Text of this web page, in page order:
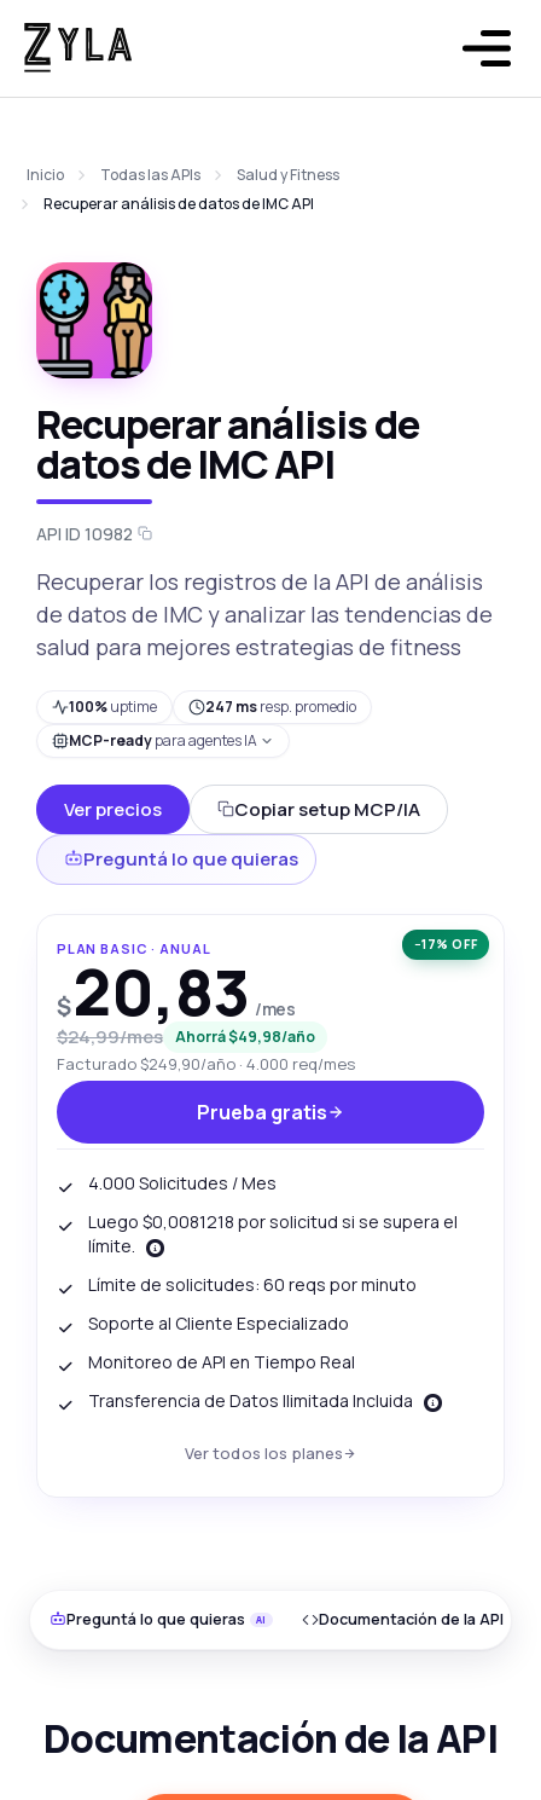
Inicio Todas las APIs
Salud y Fitness
Recuperar análisis de datos de IMC API
Recuperar análisis de
datos de IMC API
API ID 10982
Recuperar los registros de la API de análisis
de datos de IMC y analizar las tendencias de
salud para mejores estrategias de fitness
100%uptime 247 msresp. promedio
MCP-readypara agentes IA
Ver precios
Copiar setup MCP/IA
Preguntá lo que quieras
−17% OFF
PLAN BASIC · ANUAL
$20,83 /mes
$24,99/mes Ahorrá $49,98/año
Facturado $249,90/año · 4.000 req/mes
Prueba gratis
4.000 Solicitudes / Mes
Luego $0,0081218 por solicitud si se supera el
límite.
Límite de solicitudes: 60 reqs por minuto
Soporte al Cliente Especializado
Monitoreo de API en Tiempo Real
Transferencia de Datos Ilimitada Incluida
Ver todos los planes
Preguntá lo que quieras Documentación de la API
Documentación de la API